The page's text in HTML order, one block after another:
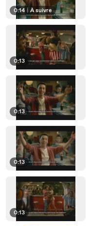
0:14 | À suivre
0:13
0:13
0:13
0:13